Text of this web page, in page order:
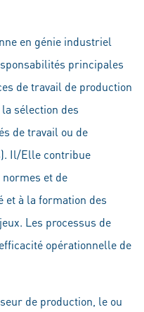
en génie industriel
principales
de travail de production
sélection des
de travail ou de
Il/Elle contribue
et de
et à la formation des
Les processus de
opérationnelle de
de production, le ou